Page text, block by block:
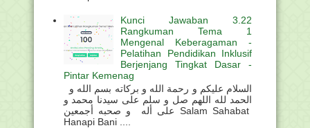
Kunci Jawaban 3.22
Rangkuman Tema 1
Mengenal Keberagaman -
Pelatihan Pendidikan Inklusif
Berjenjang Tingkat Dasar -
Pintar Kemenag
الحمد لله اللهم صل و سلم على سيدنا محمد و
على أله و صحبه أجمعين Salam Sahabat
Hanapi Bani ....